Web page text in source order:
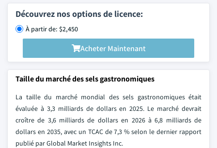
Découvrez nos options de licence:
À partir de: $2,450
Acheter Maintenant
Taille du marché des sels gastronomiques
La taille du marché mondial des sels gastronomiques était
évaluée à 3,3 milliards de dollars en 2025. Le marché devrait
croître de 3,6 milliards de dollars en 2026 à 6,8 milliards de
dollars en 2035, avec un TCAC de 7,3 % selon le dernier rapport
publié par Global Market Insights Inc.